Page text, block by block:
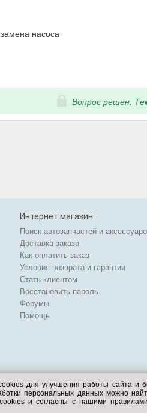
насоса
Вопрос решен.
Интернет магазин
Поиск автозапчастей и
Доставка заказа
Как оплатить заказ
Условия возврата и гарантии
Стать клиентом
Восстановить пароль
Форумы
Помощь
для улучшения работы сайта и
персональных данных можно
и согласны с нашими